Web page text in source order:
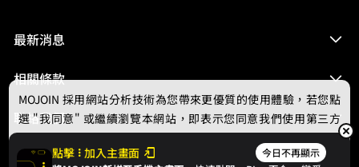
最新消息
相關條款
聯絡我們
點擊 加入主畫面 今日不再顯示
MOJOIN 採用網站分析技術為您帶來更優質的使用體驗，若您點
選 "我同意" 或繼續瀏覽本網站，即表示您同意我們使用第三方
Cookie，欲瞭解更多資訊請見隱私權政策。